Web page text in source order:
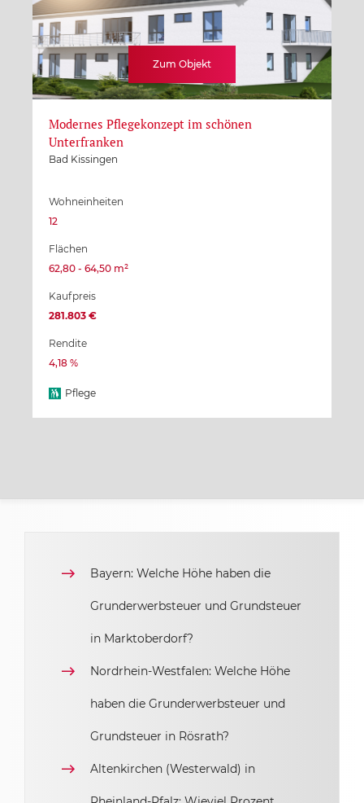
Zum Objekt
Modernes Pflegekonzept im schönen
Unterfranken
Bad Kissingen
Wohneinheiten
12
Flächen
62,80 - 64,50 m²
Kaufpreis
281.803 €
Rendite
4,18 %
Pflege
Bayern: Welche Höhe haben die
Grunderwerbsteuer und Grundsteuer
in Marktoberdorf?
Nordrhein-Westfalen: Welche Höhe
haben die Grunderwerbsteuer und
Grundsteuer in Rösrath?
Altenkirchen (Westerwald) in